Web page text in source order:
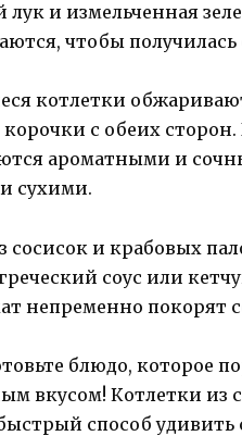
лук и измельченная
чтобы получилась
котлетки
корочки с обеих
ароматными и
сухими.
сосисок и крабовых
соус или
непременно покорят
блюдо, которое
вкусом! Котлетки из
способ удивить